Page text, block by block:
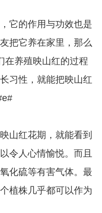
它的作用与功效也是
把它养在家里，那么
在养殖映山红的过程
习性，就能把映山红
山红花期，就能看到
令人心情愉悦。而且
化硫等有害气体。最
植株几乎都可以作为